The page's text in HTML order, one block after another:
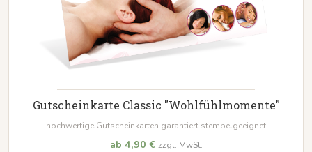
Gutscheinkarte Classic "Wohlfühlmomente"
hochwertige Gutscheinkarten garantiert stempelgeeignet
ab 4,90 € zzgl. MwSt.